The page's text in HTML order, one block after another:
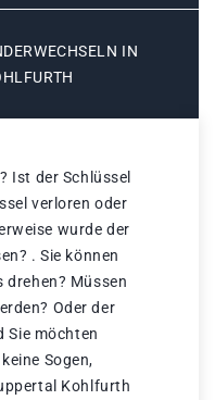
IN W
Ist der Schlüssel
verloren oder
wurde der
. Sie können
drehen? Müssen
Oder der
Sie möchten
Sogen,
Kohlfurth